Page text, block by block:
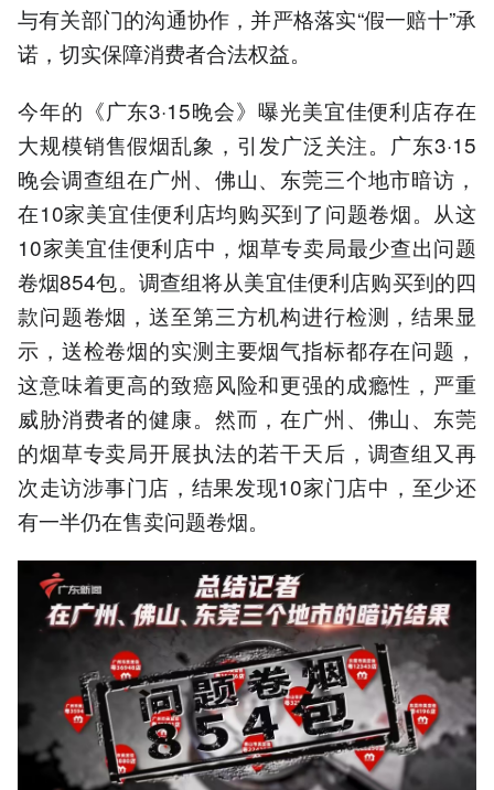
与有关部门的沟通协作，并严格落实“假一赔十”承
诺，切实保障消费者合法权益。
今年的《广东3·15晚会》曝光美宜佳便利店存在
大规模销售假烟乱象，引发广泛关注。广东3·15
晚会调查组在广州、佛山、东莞三个地市暗访，
在10家美宜佳便利店均购买到了问题卷烟。从这
10家美宜佳便利店中，烟草专卖局最少查出问题
卷烟854包。调查组将从美宜佳便利店购买到的四
款问题卷烟，送至第三方机构进行检测，结果显
示，送检卷烟的实测主要烟气指标都存在问题，
这意味着更高的致癌风险和更强的成瘾性，严重
威胁消费者的健康。然而，在广州、佛山、东莞
的烟草专卖局开展执法的若干天后，调查组又再
次走访涉事门店，结果发现10家门店中，至少还
有一半仍在售卖问题卷烟。